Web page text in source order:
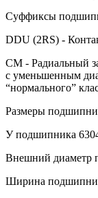
Суффиксы
DDU (2RS) -
CM - Радиальный
с уменьшенным
“нормального”
Размеры
У подшипника
Внешний диаметр
Ширина